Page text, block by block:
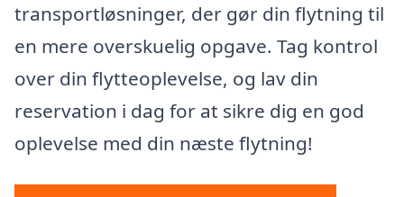
transportløsninger, der gør din flytning til
en mere overskuelig opgave. Tag kontrol
over din flytteoplevelse, og lav din
reservation i dag for at sikre dig en god
oplevelse med din næste flytning!